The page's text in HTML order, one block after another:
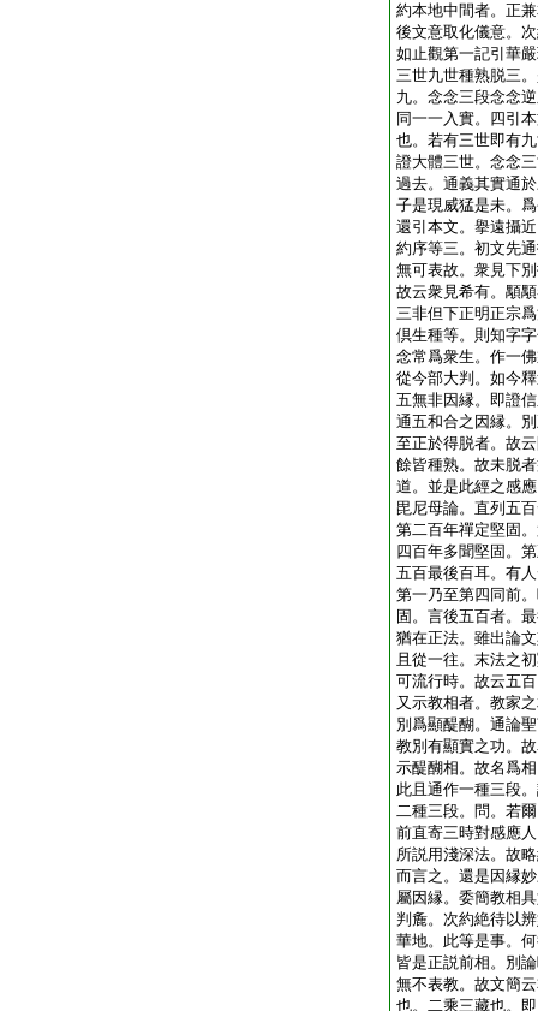
約本地中間者。正
後文意取化儀意。
如止觀第一記引華
三世九世種熟脱三
九。念念三段念念
同一一入實。四引
也。若有三世即有
證大體三世。念念
過去。通義其實通
子是現威猛是未。
還引本文。擧遠攝
約序等三。初文先
無可表故。衆見下
故云衆見希有。顒
三非但下正明正宗
倶生種等。則知字
念常爲衆生。作一
從今部大判。如今
五無非因縁。即證
通五和合之因縁。
至正於得脱者。故
餘皆種熟。故未脱
道。並是此經之感
毘尼母論。直列五
第二百年禪定堅固
四百年多聞堅固。
五百最後百耳。有
第一乃至第四同前
固。言後五百者。
猶在正法。雖出論
且從一往。末法之
可流行時。故云五
又示教相者。教家
別爲顯醍醐。通論
教別有顯實之功。
示醍醐相。故名爲
此且通作一種三段
二種三段。問。若
前直寄三時對感應
所説用淺深法。故
而言之。還是因縁
屬因縁。委簡教相
判麁。次約絶待以
華地。此等是事。
皆是正説前相。別
無不表教。故文簡
也。二乘三藏也。